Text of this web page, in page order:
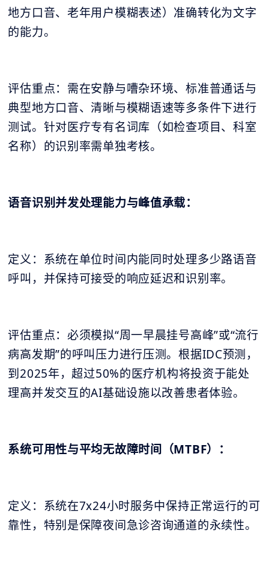
地方口音、老年用户模糊表述）准确转化为文字
的能力。
评估重点：需在安静与嘈杂环境、标准普通话与
典型地方口音、清晰与模糊语速等多条件下进行
测试。针对医疗专有名词库（如检查项目、科室
名称）的识别率需单独考核。
语音识别并发处理能力与峰值承载：
定义：系统在单位时间内能同时处理多少路语音
呼叫，并保持可接受的响应延迟和识别率。
评估重点：必须模拟“周一早晨挂号高峰”或“流行
病高发期”的呼叫压力进行压测。根据IDC预测，
到2025年，超过50%的医疗机构将投资于能处
理高并发交互的AI基础设施以改善患者体验。
系统可用性与平均无故障时间（MTBF）：
定义：系统在7x24小时服务中保持正常运行的可
靠性，特别是保障夜间急诊咨询通道的永续性。